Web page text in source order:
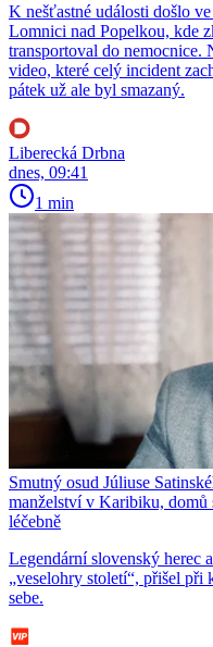
K nešťastné události došlo
Lomnici nad Popelkou, kde
transportoval do nemocnice.
video, které celý incident
pátek už ale byl smazaný.
Liberecká Drbna
dnes, 09:41
1 min
Smutný osud Júliuse
manželství v Karibiku, domů
léčebně
Legendární slovenský herec
„veselohry století“, přišel při
sebe.